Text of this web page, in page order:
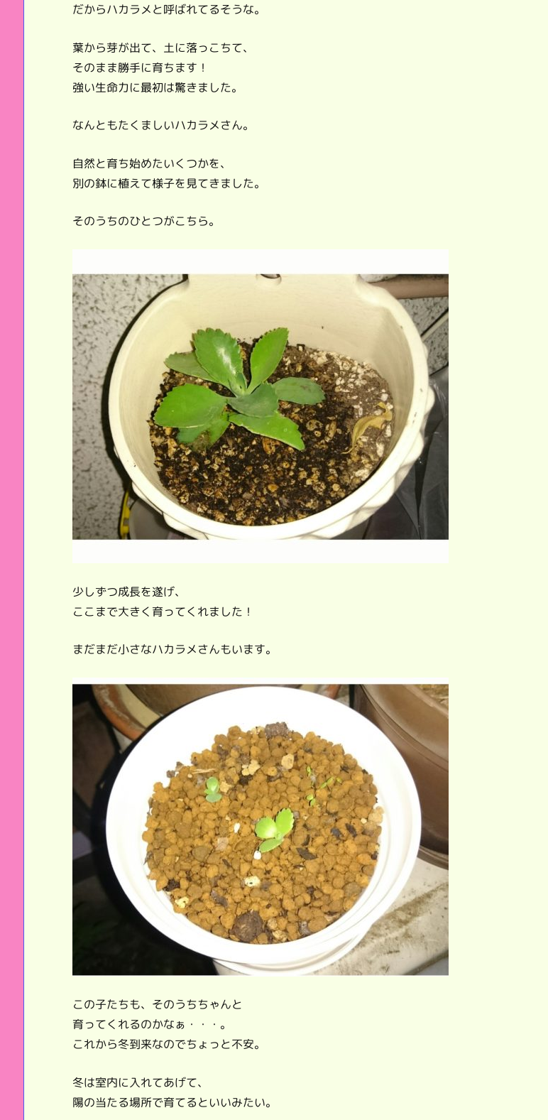
だからハカラメと呼ばれてるそうな。
葉から芽が出て、土に落っこちて、
そのまま勝手に育ちます！
強い生命力に最初は驚きました。
なんともたくましいハカラメさん。
自然と育ち始めたいくつかを、
別の鉢に植えて様子を見てきました。
そのうちのひとつがこちら。
少しずつ成長を遂げ、
ここまで大きく育ってくれました！
まだまだ小さなハカラメさんもいます。
この子たちも、そのうちちゃんと
育ってくれるのかなぁ・・・。
これから冬到来なのでちょっと不安。
冬は室内に入れてあげて、
陽の当たる場所で育てるといいみたい。